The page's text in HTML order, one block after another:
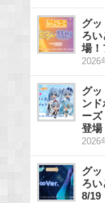
グッ
ろい
場！
2026
グッ
ンド
ーズ
登場
2026
グッ
ろ
8/19